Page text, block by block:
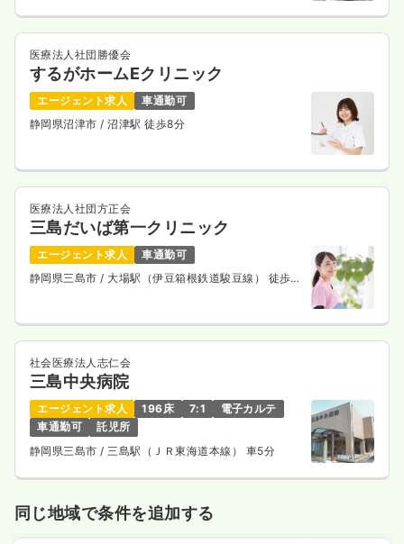
医療法人社団勝優会
するがホームEクリニック
エージェント求人
車通勤可
静岡県沼津市/ 沼津駅 徒歩8分
医療法人社団方正会
三島だいば第一クリニック
エージェント求人
車通勤可
静岡県三島市/ 大場駅（伊豆箱根鉄道駿豆線） 徒歩
社会医療法人志仁会
三島中央病院
エージェント求人 196床 7:1
電子カルテ
車通勤可
託児所
静岡県三島市 / 三島駅（ＪＲ東海道本線） 車5分
同じ地域で条件を追加する